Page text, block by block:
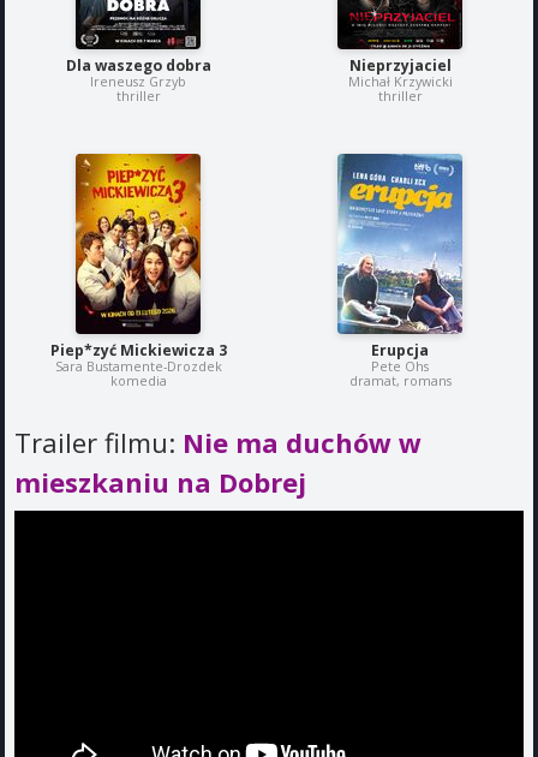
Dla waszego dobra
Ireneusz Grzyb
thriller
Nieprzyjaciel
Michał Krzywicki
thriller
Piep*zyć Mickiewicza 3
Sara Bustamente-Drozdek
komedia
Erupcja
Pete Ohs
dramat, romans
Trailer filmu: Nie ma duchów w
mieszkaniu na Dobrej